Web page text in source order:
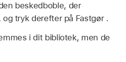
beskedboble, der
tryk derefter på Fastgør .
i dit bibliotek, men de